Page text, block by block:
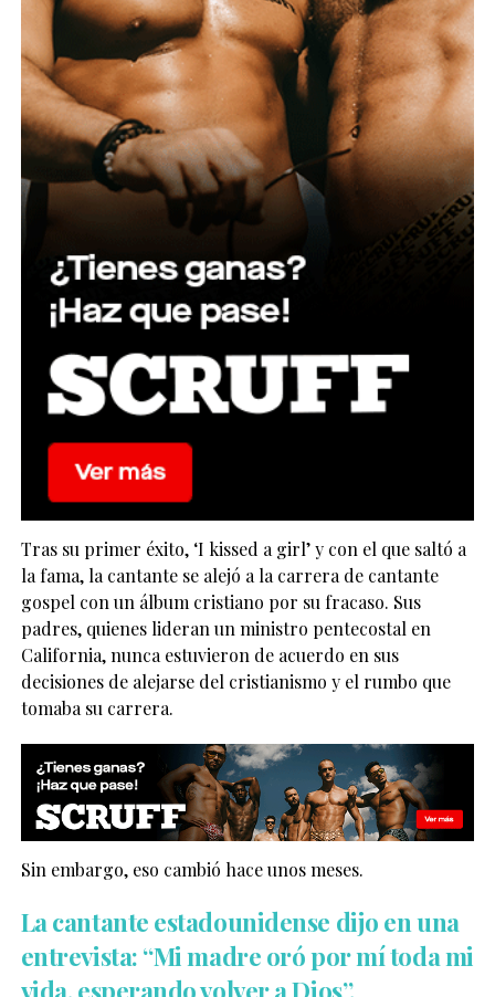
Tras su primer éxito, ‘I kissed a girl’ y con el que saltó a
la fama, la cantante se alejó a la carrera de cantante
gospel con un álbum cristiano por su fracaso. Sus
padres, quienes lideran un ministro pentecostal en
California, nunca estuvieron de acuerdo en sus
decisiones de alejarse del cristianismo y el rumbo que
tomaba su carrera.
Sin embargo, eso cambió hace unos meses.
La cantante estadounidense dijo en una
entrevista: “Mi madre oró por mí toda mi
vida, esperando volver a Dios”.